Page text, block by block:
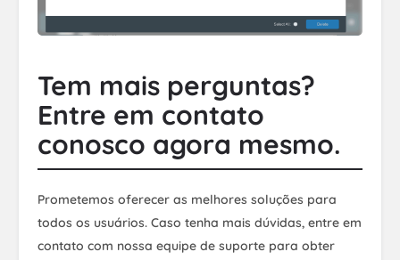
Tem mais perguntas?
Entre em contato
conosco agora mesmo.
Prometemos oferecer as melhores soluções para
todos os usuários. Caso tenha mais dúvidas, entre em
contato com nossa equipe de suporte para obter